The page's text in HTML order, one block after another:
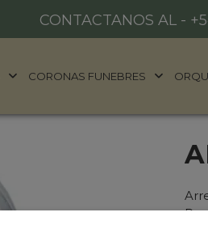
CONTACTANOS AL -
CORONAS FUNEBRES